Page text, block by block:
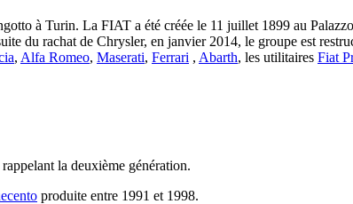
à Turin. La FIAT a été créée le 11 juillet 1899 au
du rachat de Chrysler, en janvier 2014, le groupe est
, Alfa Romeo, Maserati, Ferrari , Abarth, les utilitaires Fiat
la deuxième génération.
produite entre 1991 et 1998.